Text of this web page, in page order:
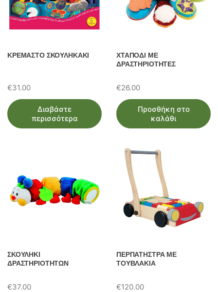
ΚΡΕΜΑΣΤΟ ΣΚΟΥΛΗΚΑΚΙ
€31.00
Διαβάστε
περισσότερα
ΧΤΑΠΟΔΙ ΜΕ
ΔΡΑΣΤΗΡΙΟΤΗΤΕΣ
€26.00
Προσθήκη στο
καλάθι
ΣΚΟΥΛΗΚΙ
ΔΡΑΣΤΗΡΙΟΤΗΤΩΝ
€37.00
ΠΕΡΠΑΤΗΣΤΡΑ ΜΕ
ΤΟΥΒΛΑΚΙΑ
€120.00